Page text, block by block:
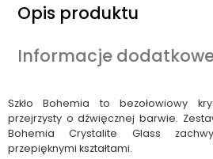
Opis produktu
Informacje
Szkło Bohemia to bezołowiowy
przejrzysty o dźwięcznej barwie.
Bohemia Crystalite Glass
przepięknymi kształtami.